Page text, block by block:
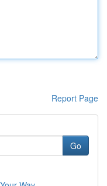
Report Page
Go